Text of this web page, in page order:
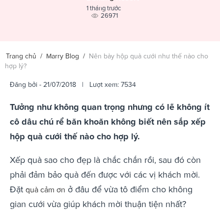
1 tháng trước
26971
Trang chủ / Marry Blog / Nên bày hộp quà cưới như thế nào cho
hợp lý?
Đăng bởi - 21/07/2018 | Lượt xem: 7534
Tưởng như không quan trọng nhưng có lẽ không ít
cô dâu chú rể băn khoăn không biết nên sắp xếp
hộp quà cưới thế nào cho hợp lý.
Xếp quà sao cho đẹp là chắc chắn rồi, sau đó còn
phải đảm bảo quà đến được với các vị khách mời.
Đặt quà cảm ơn ở đâu để vừa tô điểm cho không
gian cưới vừa giúp khách mời thuận tiện nhất?